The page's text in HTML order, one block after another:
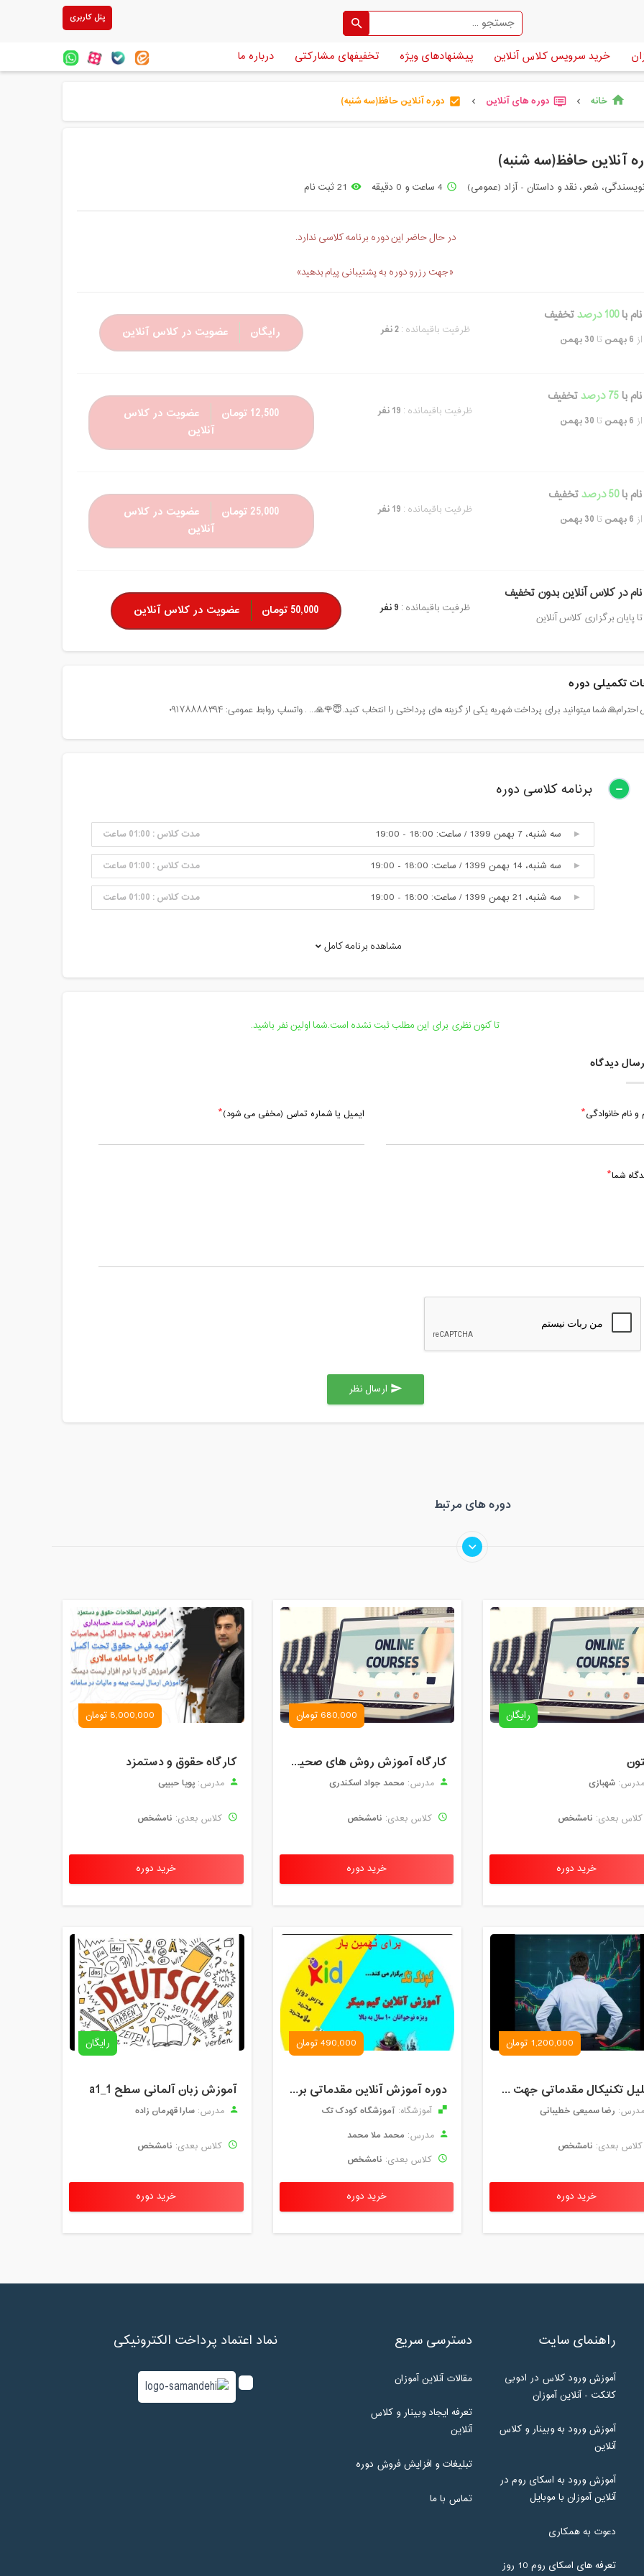
پنل کاربری
خرید سرویس کلاس آنلاین پیشنهادهای ویژه تخفیفهای مشارکتی درباره ما
home خانه chevron_left
dvr دوره های آنلاین chevron_left
check_box دوره آنلاین حافظ(سه شنبه)
آنلاین حافظ(سه شنبه)
نویسندگی، شعر، نقد و داستان - آزاد (عمومی) access_time 4 ساعت و 0 دقیقه remove_red_eye 21 ثبت نام
در حال حاضر این دوره برنامه کلاسی ندارد.
«جهت رزرو دوره به پشتیبانی پیام بدهید»
با100 درصد تخفیف
6 بهمن تا 30 بهمن
ظرفیت باقیمانده :2 نفر رایگان عضویت در کلاس آنلاین
با75 درصد تخفیف
6 بهمن تا 30 بهمن
ظرفیت باقیمانده : 19 نفر 12,500 تومان
عضویت در کلاس
آنلاین
با50 درصد تخفیف
6 بهمن تا 30 بهمن
ظرفیت باقیمانده : 19 نفر 25,000 تومان
عضویت در کلاس
آنلاین
در کلاس آنلاین بدون تخفیف
پایان برگزاری کلاس آنلاین
ظرفیت باقیمانده : 9 نفر 50,000 تومان عضویت در کلاس آنلاین
تکمیلی دوره
احترام🙏 شما میتوانید برای پرداخت شهریه یکی از گزینه های پرداختی را انتخاب کنید.😇🌹🙏... . واتساپ روابط عمومی: ۰۹۱۷۸۸۸۸۳۹۴
برنامه کلاسی دوره
سه شنبه، 7 بهمن 1399 / ساعت: 18:00 - 19:00 مدت کلاس : 01:00 ساعت
سه شنبه، 14 بهمن 1399 / ساعت: 18:00 - 19:00 مدت کلاس : 01:00 ساعت
سه شنبه، 21 بهمن 1399 / ساعت: 18:00 - 19:00 مدت کلاس : 01:00 ساعت
مشاهده برنامه کامل
تا کنون نظری برای این مطلب ثبت نشده است.شما اولین نفر باشید.
دیدگاه
و نام خانوادگی ایمیل یا شماره تماس (مخفی می شود)
شما
send
دوره های مرتبط
رایگان
مدرس: شهبازی
کلاس بعدی: نامشخص
خرید دوره
680,000 تومان
کارگاه آموزش روش های صحیح درس خواندن همراه با یادگیری بدون فراموشی
مدرس: محمد جواد اسکندری
کلاس بعدی: نامشخص
خرید دوره
8,000,000 تومان
کارگاه حقوق و دستمزد
مدرس: پویا حبیبی
کلاس بعدی: نامشخص
خرید دوره
1,200,000 تومان
تحلیل تکنیکال مقدماتی جهت ورود به بازار های مالی (رمز ارز و فارکس )
مدرس: رضا سمیعی خطیبانی
کلاس بعدی: نامشخص
خرید دوره
490,000 تومان
دوره آموزش آنلاین مقدماتی برنامه نویسی گیم میکر کودک و نوجوان (برای نهمین بار) کودک تک
آموزشگاه: آموزشگاه کودک تک
مدرس: محمد ملا محمد
کلاس بعدی: نامشخص
خرید دوره
رایگان
آموزش زبان آلمانی سطح a1_1
مدرس: سارا قهرمان زاده
کلاس بعدی: نامشخص
خرید دوره
راهنمای سایت
آموزش ورود کلاس در ادوبی
کانکت - آنلاین آموزان
آموزش ورود به وبینار و کلاس
آنلاین
آموزش ورود به اسکای روم در
آنلاین آموزان با موبایل
دعوت به همکاری
تعرفه های اسکای روم 10 روز
دسترسی سریع
مقالات آنلاین آموزان
تعرفه ایجاد وبینار و کلاس
آنلاین
تبلیغات و افزایش فروش دوره
تماس با ما
نماد اعتماد پرداخت الکترونیکی